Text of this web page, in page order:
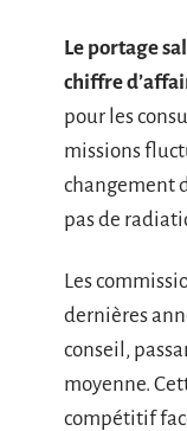
Le portage
chiffre
pour les
missions
changement
pas de
Les
dernières
conseil,
moyenne.
compétitif